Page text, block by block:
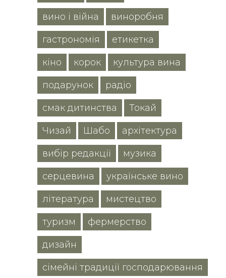
вино і війна виноробня
гастрономія етикетка
кіно корок культура вина
подарунок радіо
смак дитинства Токай
Чизай Шабо архітектура
вибір редакції музика
серцевина українське вино
література мистецтво
туризм фермерство
дизайн
сімейні традиції господарювання